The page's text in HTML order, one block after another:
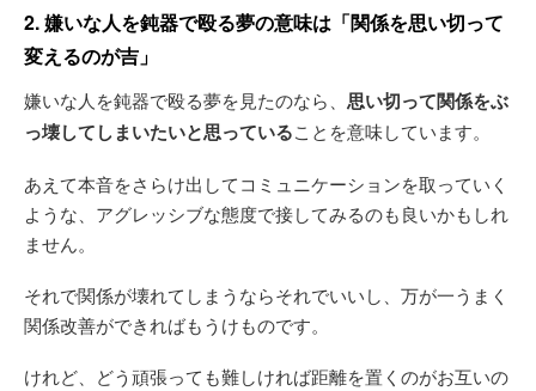
2. 嫌いな人を鈍器で殴る夢の意味は「関係を思い切って
変えるのが吉」
嫌いな人を鈍器で殴る夢を見たのなら、 思い切って関係をぶ
っ壊してしまいたいと思っていることを意味しています。
あえて本音をさらけ出してコミュニケーションを取っていく
ような、アグレッシブな態度で接してみるのも良いかもしれ
ません。
それで関係が壊れてしまうならそれでいいし、万が一うまく
関係改善ができればもうけものです。
けれど、どう頑張っても難しければ距離を置くのがお互いの